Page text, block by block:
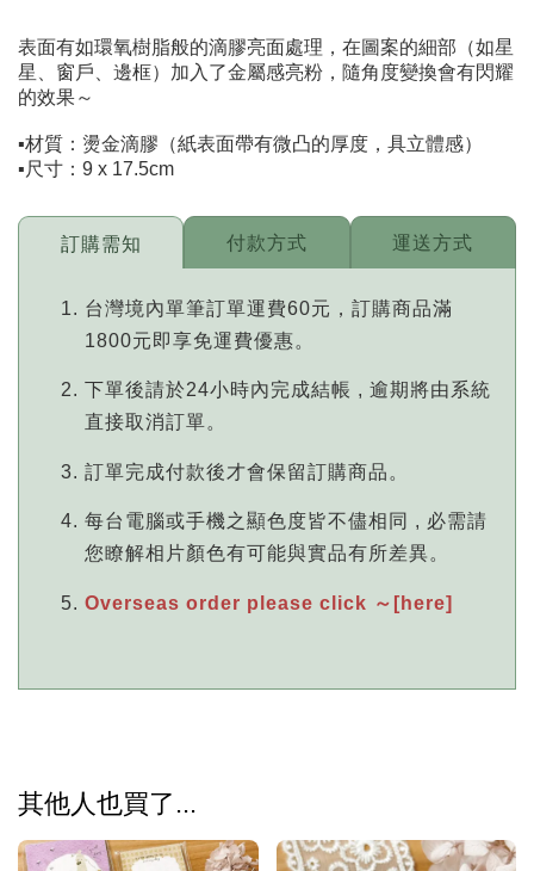
表面有如環氧樹脂般的滴膠亮面處理，在圖案的細部（如星
星、窗戶、邊框）加入了金屬感亮粉，隨角度變換會有閃耀
的效果～
▪️材質：燙金滴膠（紙表面帶有微凸的厚度，具立體感）
▪️尺寸：9 x 17.5cm
訂購需知
台灣境內單筆訂單運費60元，訂購商品滿
1800元即享免運費優惠。
下單後請於24小時內完成結帳 , 逾期將由系統
直接取消訂單。
訂單完成付款後才會保留訂購商品。
每台電腦或手機之顯色度皆不儘相同 , 必需請
您瞭解相片顏色有可能與實品有所差異。
Overseas order please click ～[here]
付款方式 運送方式
其他人也買了...